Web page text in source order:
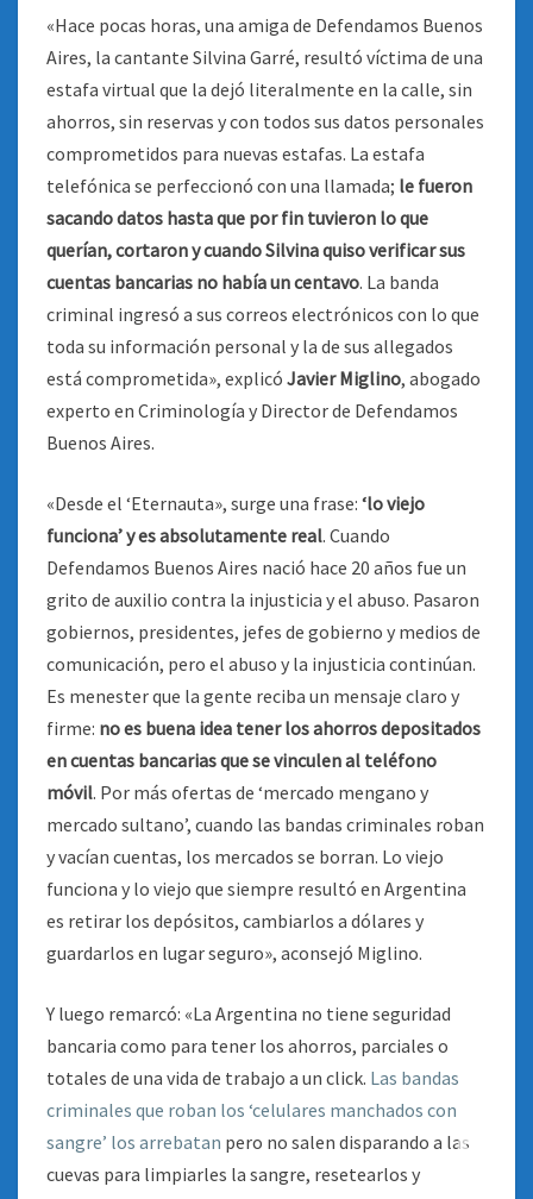
«Hace pocas horas, una amiga de Defendamos Buenos
Aires, la cantante Silvina Garré, resultó víctima de una
estafa virtual que la dejó literalmente en la calle, sin
ahorros, sin reservas y con todos sus datos personales
comprometidos para nuevas estafas. La estafa
telefónica se perfeccionó con una llamada; le fueron
sacando datos hasta que por fin tuvieron lo que
querían, cortaron y cuando Silvina quiso verificar sus
cuentas bancarias no había un centavo. La banda
criminal ingresó a sus correos electrónicos con lo que
toda su información personal y la de sus allegados
está comprometida», explicó Javier Miglino, abogado
experto en Criminología y Director de Defendamos
Buenos Aires.
«Desde el ‘Eternauta», surge una frase: ‘lo viejo
funciona’ y es absolutamente real. Cuando
Defendamos Buenos Aires nació hace 20 años fue un
grito de auxilio contra la injusticia y el abuso. Pasaron
gobiernos, presidentes, jefes de gobierno y medios de
comunicación, pero el abuso y la injusticia continúan.
Es menester que la gente reciba un mensaje claro y
firme: no es buena idea tener los ahorros depositados
en cuentas bancarias que se vinculen al teléfono
móvil. Por más ofertas de ‘mercado mengano y
mercado sultano’, cuando las bandas criminales roban
y vacían cuentas, los mercados se borran. Lo viejo
funciona y lo viejo que siempre resultó en Argentina
es retirar los depósitos, cambiarlos a dólares y
guardarlos en lugar seguro», aconsejó Miglino.
Y luego remarcó: «La Argentina no tiene seguridad
bancaria como para tener los ahorros, parciales o
totales de una vida de trabajo a un click. Las bandas
criminales que roban los ‘celulares manchados con
sangre’ los arrebatan pero no salen disparando a las
cuevas para limpiarles la sangre, resetearlos y